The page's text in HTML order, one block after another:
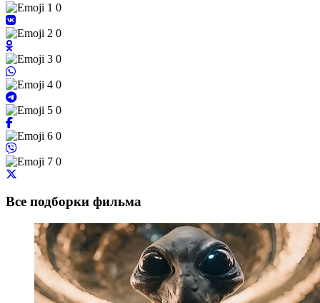
0
0
0
0
0
0
0
Все подборки фильма